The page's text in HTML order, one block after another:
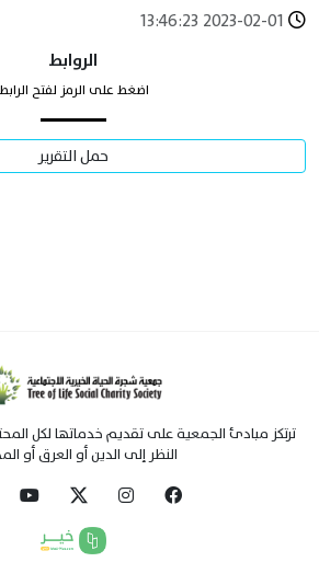
2023-02-01 13:46:23
الروابط
اضغط على الرمز لفتح الرابط
حمل التقرير
ترتكز مبادئ الجمعية على تقديم خدماتها لكل
النظر إلى الدين أو العرق أو